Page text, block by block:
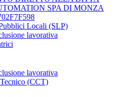
SPA DI MONZA
Locali (SLP)
lavorativa
lavorativa
(CCT)